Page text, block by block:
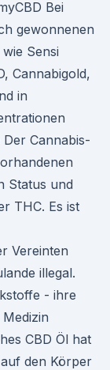
Bei
gewonnenen
Sensi
Cannabigold,
in
Der Cannabis-
Status und
THC. Es ist
Vereinten
illegal.
- ihre
CBD Öl hat
den Körper